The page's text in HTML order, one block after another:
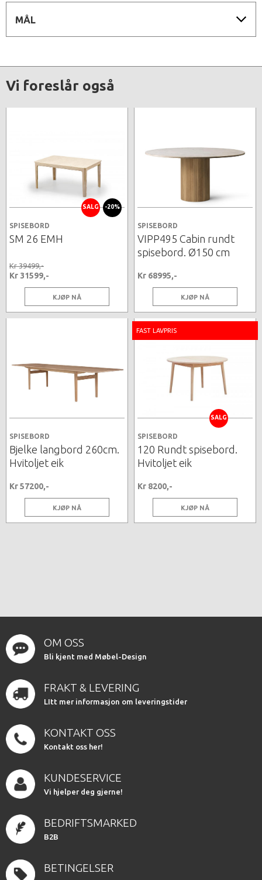
MÅL
Vi foreslår også
SALG -20%
SPISEBORD
SM 26 EMH
Kr 39499,-
Kr 31599,-
KJØP NÅ
SPISEBORD
VIPP495 Cabin rundt
spisebord. Ø150 cm
Kr 68995,-
KJØP NÅ
SPISEBORD
Bjelke langbord 260cm.
Hvitoljet eik
Kr 57200,-
KJØP NÅ
FAST LAVPRIS
SALG
SPISEBORD
120 Rundt spisebord.
Hvitoljet eik
Kr 8200,-
KJØP NÅ
OM OSS
Bli kjent med Møbel-Design
FRAKT & LEVERING
LItt mer informasjon om leveringstider
KONTAKT OSS
Kontakt oss her!
KUNDESERVICE
Vi hjelper deg gjerne!
BEDRIFTSMARKED
B2B
BETINGELSER